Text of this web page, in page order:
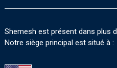
Shemesh est présent dans plus
Notre siège principal est situé à :